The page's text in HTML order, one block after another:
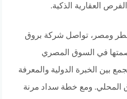
العقارية الذكية.
قطر ومصر، تواصل شركة بروق
في السوق المصري
بين الخبرة الدولية والمعرفة
المحلي. ومع خطة سداد مرنة